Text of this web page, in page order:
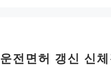
운전면허 갱신 신